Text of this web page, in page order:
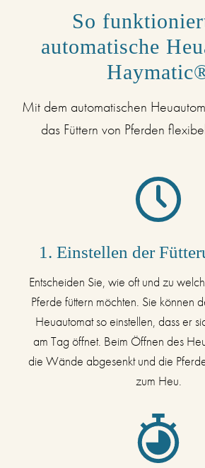
So
automatische
Mit dem automatischen
das Füttern von Pferden
1. Einstellen der
Entscheiden Sie, wie oft und zu
Pferde füttern möchten. Sie können
Heuautomat so einstellen, dass er
am Tag öffnet. Beim Öffnen des
die Wände abgesenkt und die
zum Heu.